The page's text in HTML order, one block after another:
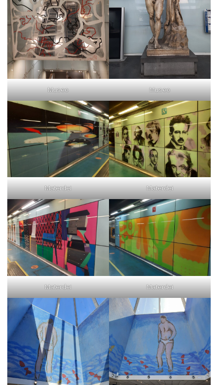
Museo Museo
Materdei Materdei
Materdei Materdei